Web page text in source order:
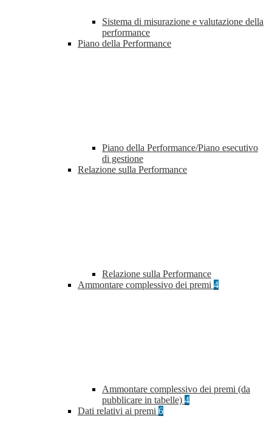
Sistema di misurazione e valutazione della
performance
Piano della Performance
Piano della Performance/Piano esecutivo
di gestione
Relazione sulla Performance
Relazione sulla Performance
Ammontare complessivo dei premi 4
Ammontare complessivo dei premi (da
pubblicare in tabelle) 4
Dati relativi ai premi 6